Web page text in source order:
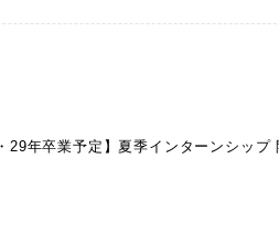
29年卒業予定】夏季インターンシップ